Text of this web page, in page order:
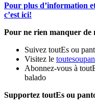
Pour plus d’information
c’est ici!
Pour ne rien manquer de
Suivez toutEs ou
Visitez le
Abonnez-vous à
balado
Supportez toutEs ou